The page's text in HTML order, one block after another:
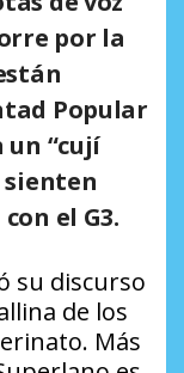
por la
Popular
“cují
sienten
el G3.
su discurso
de los
Más